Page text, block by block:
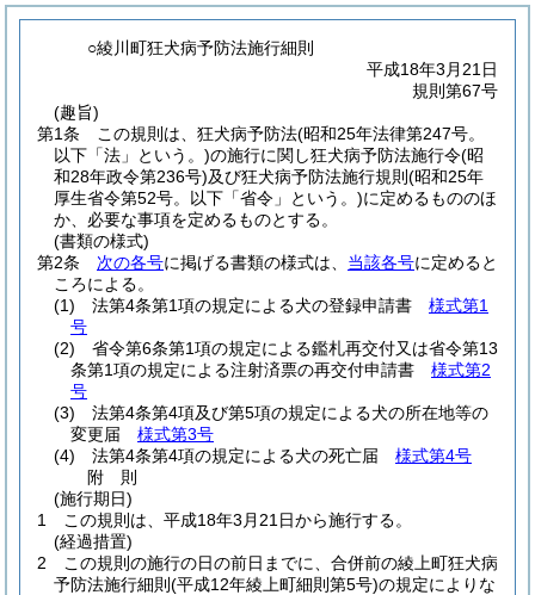
○綾川町狂犬病予防法施行細則
平成18年3月21日
規則第67号
(趣旨)
第1条
この規則は、狂犬病予防法(昭和25年法律第247号。
以下「法」という。)の施行に関し狂犬病予防法施行令(昭
和28年政令第236号)及び狂犬病予防法施行規則 (昭和25年
厚生省令第52号。以下「省令」という。)に定めるもののほ
か、必要な事項を定めるものとする。
(書類の様式)
第2条
次の各号に掲げる書類の様式は、 当該各号に定めると
ころによる。
(1)
法第4条第1項の規定による犬の登録申請書 様式第1
号
(2)
省令第6条第1項の規定による鑑札再交付又は省令第13
条第1項の規定による注射済票の再交付申請書 様式第2
号
(3)
法第4条第4項及び第5項の規定による犬の所在地等の
変更届 様式第3号
(4)
法第4条第4項の規定による犬の死亡届 様式第4号
附 則
(施行期日)
1
この規則は、平成18年3月21日から施行する。
(経過措置)
2
この規則の施行の日の前日までに、合併前の綾上町狂犬病
予防法施行細則 (平成12年綾上町細則第5号)の規定によりな